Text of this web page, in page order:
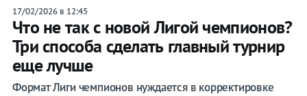
17/02/2026 в 12:45
Что не так с новой Лигой чемпионов?
Три способа сделать главный турнир
еще лучше
Формат Лиги чемпионов нуждается в корректировке